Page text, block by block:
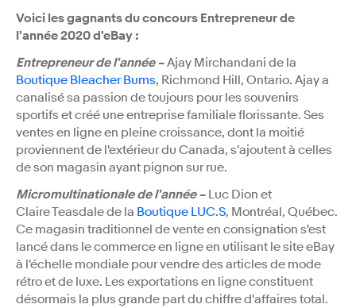
Voici les gagnants du concours Entrepreneur de
l'année 2020 d'eBay :
Entrepreneur de l'année –Ajay Mirchandani de la
Boutique Bleacher Bums, Richmond Hill, Ontario. Ajay a
canalisé sa passion de toujours pour les souvenirs
sportifs et créé une entreprise familiale florissante. Ses
ventes en ligne en pleine croissance, dont la moitié
proviennent de l'extérieur du Canada, s'ajoutent à celles
de son magasin ayant pignon sur rue.
Micromultinationale de l'année – Luc Dion et
Claire Teasdale de la Boutique LUC.S, Montréal, Québec.
Ce magasin traditionnel de vente en consignation s'est
lancé dans le commerce en ligne en utilisant le site eBay
à l'échelle mondiale pour vendre des articles de mode
rétro et de luxe. Les exportations en ligne constituent
désormais la plus grande part du chiffre d'affaires total.